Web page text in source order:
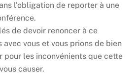
l’obligation de reporter à une
de devoir renoncer à ce
avec vous et vous prions de bien
pour les inconvénients que cette
causer.